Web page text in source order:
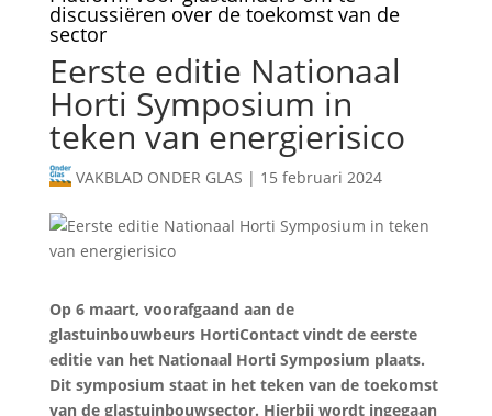
discussiëren over de toekomst van de
sector
Eerste editie Nationaal
Horti Symposium in
teken van energierisico
VAKBLAD ONDER GLAS | 15 februari 2024
Op 6 maart, voorafgaand aan de
glastuinbouwbeurs HortiContact vindt de eerste
editie van het Nationaal Horti Symposium plaats.
Dit symposium staat in het teken van de toekomst
van de glastuinbouwsector. Hierbij wordt ingegaan